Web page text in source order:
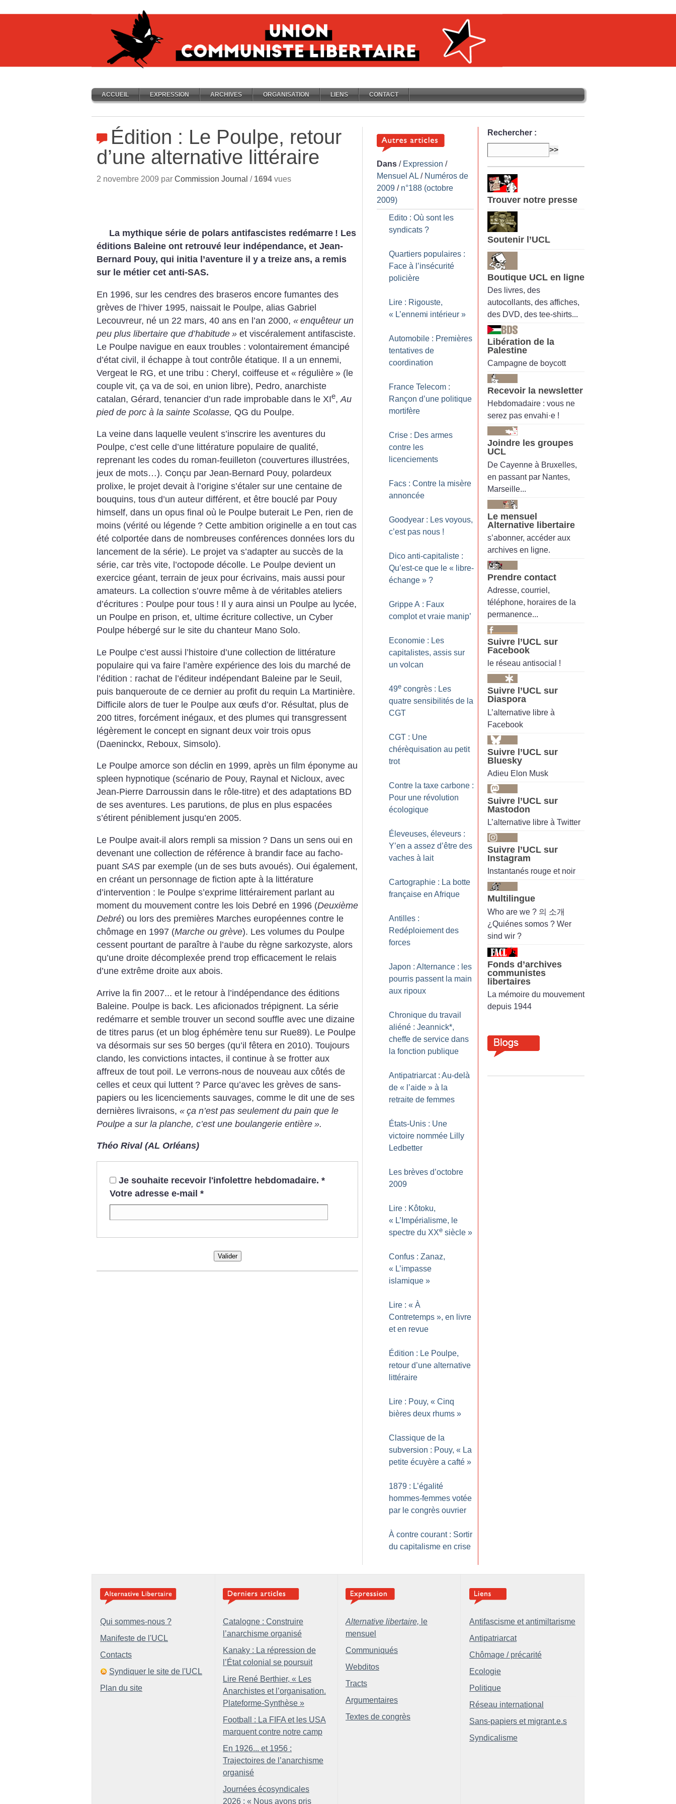
ACCUEIL EXPRESSION ARCHIVES ORGANISATION LIENS CONTACT
Édition : Le Poulpe, retour
d’une alternative littéraire
2 novembre 2009 par Commission Journal / 1694 vues
La mythique série de polars antifascistes redémarre ! Les
éditions Baleine ont retrouvé leur indépendance, et Jean-
Bernard Pouy, qui initia l’aventure il y a treize ans, a remis
sur le métier cet anti-SAS.
En 1996, sur les cendres des braseros encore fumantes des
grèves de l’hiver 1995, naissait le Poulpe, alias Gabriel
Lecouvreur, né un 22 mars, 40 ans en l’an 2000, « enquêteur un
peu plus libertaire que d’habitude » et viscéralement antifasciste.
Le Poulpe navigue en eaux troubles : volontairement émancipé
d’état civil, il échappe à tout contrôle étatique. Il a un ennemi,
Vergeat le RG, et une tribu : Cheryl, coiffeuse et « régulière » (le
couple vit, ça va de soi, en union libre), Pedro, anarchiste
catalan, Gérard, tenancier d’un rade improbable dans le XIe, Au
pied de porc à la sainte Scolasse, QG du Poulpe.
La veine dans laquelle veulent s’inscrire les aventures du
Poulpe, c’est celle d’une littérature populaire de qualité,
reprenant les codes du roman-feuilleton (couvertures illustrées,
jeux de mots…). Conçu par Jean-Bernard Pouy, polardeux
prolixe, le projet devait à l’origine s’étaler sur une centaine de
bouquins, tous d’un auteur différent, et être bouclé par Pouy
himself, dans un opus final où le Poulpe buterait Le Pen, rien de
moins (vérité ou légende ? Cette ambition originelle a en tout cas
été colportée dans de nombreuses conférences données lors du
lancement de la série). Le projet va s’adapter au succès de la
série, car très vite, l’octopode décolle. Le Poulpe devient un
exercice géant, terrain de jeux pour écrivains, mais aussi pour
amateurs. La collection s’ouvre même à de véritables ateliers
d’écritures : Poulpe pour tous ! Il y aura ainsi un Poulpe au lycée,
un Poulpe en prison, et, ultime écriture collective, un Cyber
Poulpe hébergé sur le site du chanteur Mano Solo.
Le Poulpe c’est aussi l’histoire d’une collection de littérature
populaire qui va faire l’amère expérience des lois du marché de
l’édition : rachat de l’éditeur indépendant Baleine par le Seuil,
puis banqueroute de ce dernier au profit du requin La Martinière.
Difficile alors de tuer le Poulpe aux œufs d’or. Résultat, plus de
200 titres, forcément inégaux, et des plumes qui transgressent
légèrement le concept en signant deux voir trois opus
(Daeninckx, Reboux, Simsolo).
Le Poulpe amorce son déclin en 1999, après un film éponyme au
spleen hypnotique (scénario de Pouy, Raynal et Nicloux, avec
Jean-Pierre Darroussin dans le rôle-titre) et des adaptations BD
de ses aventures. Les parutions, de plus en plus espacées
s’étirent péniblement jusqu’en 2005.
Le Poulpe avait-il alors rempli sa mission ? Dans un sens oui en
devenant une collection de référence à brandir face au facho-
puant SAS par exemple (un de ses buts avoués). Oui également,
en créant un personnage de fiction apte à la littérature
d’intervention : le Poulpe s’exprime littérairement parlant au
moment du mouvement contre les lois Debré en 1996 (Deuxième
Debré) ou lors des premières Marches européennes contre le
chômage en 1997 (Marche ou grève). Les volumes du Poulpe
cessent pourtant de paraître à l’aube du règne sarkozyste, alors
qu’une droite décomplexée prend trop efficacement le relais
d’une extrême droite aux abois.
Arrive la fin 2007... et le retour à l’indépendance des éditions
Baleine. Poulpe is back. Les aficionados trépignent. La série
redémarre et semble trouver un second souffle avec une dizaine
de titres parus (et un blog éphémère tenu sur Rue89). Le Poulpe
va désormais sur ses 50 berges (qu’il fêtera en 2010). Toujours
clando, les convictions intactes, il continue à se frotter aux
affreux de tout poil. Le verrons-nous de nouveau aux côtés de
celles et ceux qui luttent ? Parce qu’avec les grèves de sans-
papiers ou les licenciements sauvages, comme le dit une de ses
dernières livraisons, « ça n’est pas seulement du pain que le
Poulpe a sur la planche, c’est une boulangerie entière ».
Théo Rival (AL Orléans)
Je souhaite recevoir l'infolettre hebdomadaire. *
Votre adresse e-mail *
Valider
Dans / Expression /
Mensuel AL / Numéros de
2009 / n°188 (octobre
2009)
Edito : Où sont les
syndicats ?
Quartiers populaires :
Face à l’insécurité
policière
Lire : Rigouste,
« L’ennemi intérieur »
Automobile : Premières
tentatives de
coordination
France Telecom :
Rançon d’une politique
mortifère
Crise : Des armes
contre les
licenciements
Facs : Contre la misère
annoncée
Goodyear : Les voyous,
c’est pas nous !
Dico anti-capitaliste :
Qu’est-ce que le « libre-
échange » ?
Grippe A : Faux
complot et vraie manip’
Economie : Les
capitalistes, assis sur
un volcan
49e congrès : Les
quatre sensibilités de la
CGT
CGT : Une
chérèquisation au petit
trot
Contre la taxe carbone :
Pour une révolution
écologique
Éleveuses, éleveurs :
Y’en a assez d’être des
vaches à lait
Cartographie : La botte
française en Afrique
Antilles :
Redéploiement des
forces
Japon : Alternance : les
pourris passent la main
aux ripoux
Chronique du travail
aliéné : Jeannick*,
cheffe de service dans
la fonction publique
Antipatriarcat : Au-delà
de « l’aide » à la
retraite de femmes
États-Unis : Une
victoire nommée Lilly
Ledbetter
Les brèves d’octobre
2009
Lire : Kôtoku,
« L’Impérialisme, le
spectre du XXe siècle »
Confus : Zanaz,
« L’impasse
islamique »
Lire : « À
Contretemps », en livre
et en revue
Édition : Le Poulpe,
retour d’une alternative
littéraire
Lire : Pouy, « Cinq
bières deux rhums »
Classique de la
subversion : Pouy, « La
petite écuyère a cafté »
1879 : L’égalité
hommes-femmes votée
par le congrès ouvrier
À contre courant : Sortir
du capitalisme en crise
Rechercher :
Trouver notre presse
Soutenir l’UCL
Boutique UCL en ligne
Des livres, des
autocollants, des affiches,
des DVD, des tee-shirts...
Libération de la
Palestine
Campagne de boycott
Recevoir la newsletter
Hebdomadaire : vous ne
serez pas envahi·e !
Joindre les groupes
UCL
De Cayenne à Bruxelles,
en passant par Nantes,
Marseille...
Le mensuel
Alternative libertaire
s’abonner, accéder aux
archives en ligne.
Prendre contact
Adresse, courriel,
téléphone, horaires de la
permanence...
Suivre l’UCL sur
Facebook
le réseau antisocial !
Suivre l’UCL sur
Diaspora
L’alternative libre à
Facebook
Suivre l’UCL sur
Bluesky
Adieu Elon Musk
Suivre l’UCL sur
Mastodon
L’alternative libre à Twitter
Suivre l’UCL sur
Instagram
Instantanés rouge et noir
Multilingue
Who are we ? 의 소개
¿Quiénes somos ? Wer
sind wir ?
Fonds d’archives
communistes
libertaires
La mémoire du mouvement
depuis 1944
Qui sommes-nous ?
Manifeste de l'UCL
Contacts
Syndiquer le site de l'UCL
Plan du site
Catalogne : Construire
l’anarchisme organisé
Kanaky : La répression de
l’État colonial se poursuit
Lire René Berthier, « Les
Anarchistes et l’organisation.
Plateforme-Synthèse »
Football : La FIFA et les USA
marquent contre notre camp
En 1926... et 1956 :
Trajectoires de l’anarchisme
organisé
Journées écosyndicales
2026 : « Nous avons pris
Alternative libertaire, le
mensuel
Communiqués
Webditos
Tracts
Argumentaires
Textes de congrès
Antifascisme et antimiltarisme
Antipatriarcat
Chômage / précarité
Ecologie
Politique
Réseau international
Sans-papiers et migrant.e.s
Syndicalisme